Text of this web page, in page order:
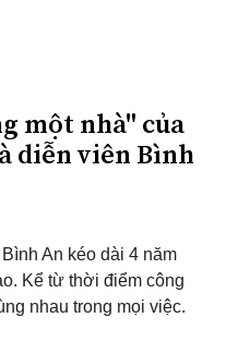
một nhà" của
diễn viên Bình
An kéo dài 4 năm
Kể từ thời điểm công
nhau trong mọi việc.